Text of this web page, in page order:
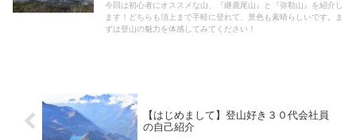
今回は初心者にオススメな山、『継鹿尾山』と『弥勒山』を紹介し
ます！どちらも頂上まで手軽に登れて、景色も素晴らしいです。ま
ずは登山の魅力を体感してみてください！
【はじめまして】登山好き３０代会社員
の自己紹介